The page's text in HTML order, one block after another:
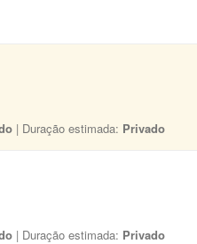
| Duração estimada: Privado
| Duração estimada: Privado